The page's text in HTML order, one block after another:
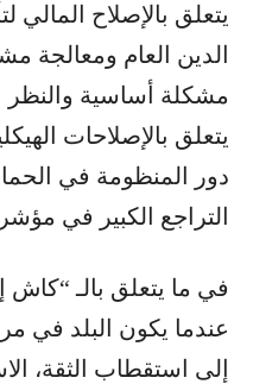
يتعلق بالإصلاح المالي
الدين العام ومعالجة
مشكلة أساسية والنظر
يتعلق بالإصلاحات
دور المنظومة في
التراجع الكبير في
في ما يتعلق بالـ “كاش
عندما يكون البلد في
إلى استقطاب الثقة،